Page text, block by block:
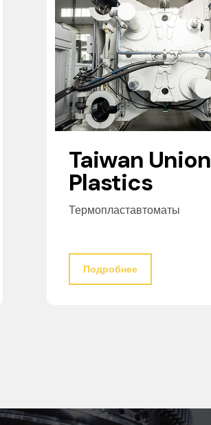
Taiwan Union
Plastics
Термопластавтоматы
Подробнее